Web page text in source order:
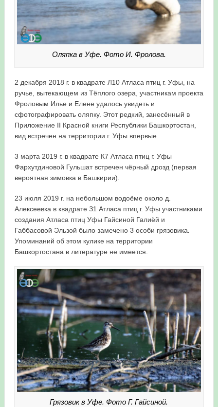
Оляпка в Уфе. Фото И. Фролова.
2 декабря 2018 г. в квадрате Л10 Атласа птиц г. Уфы, на
ручье, вытекающем из Тёплого озера, участникам проекта
Фроловым Илье и Елене удалось увидеть и
сфотографировать оляпку. Этот редкий, занесённый в
Приложение II Красной книги Республики Башкортостан,
вид встречен на территории г. Уфы впервые.
3 марта 2019 г. в квадрате К7 Атласа птиц г. Уфы
Фархутдиновой Гульшат встречен чёрный дрозд (первая
вероятная зимовка в Башкирии).
23 июля 2019 г. на небольшом водоёме около д.
Алексеевка в квадрате З1 Атласа птиц г. Уфы участниками
создания Атласа птиц Уфы Гайсиной Галиёй и
Габбасовой Эльзой было замечено 3 особи грязовика
Упоминаний об этом кулике на территории
Башкортостана в литературе не имеется.
Грязовик в Уфе. Фото Г. Гайсиной.